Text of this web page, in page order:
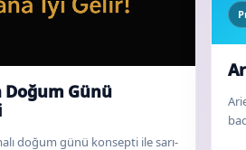
Doğum Günü
doğum günü konsepti ile sarı-